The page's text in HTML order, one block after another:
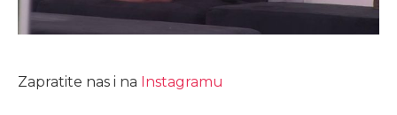
Zapratite nas i na Instagramu